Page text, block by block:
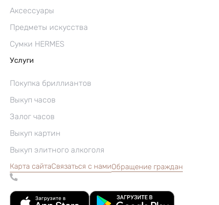
Аксессуары
Предметы искусства
Сумки HERMES
Услуги
Покупка бриллиантов
Выкуп часов
Залог часов
Выкуп картин
Выкуп элитного алкоголя
Карта сайтаСвязаться с намиОбращение граждан